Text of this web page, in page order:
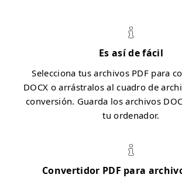
Es así de fácil
Selecciona tus archivos PDF para
DOCX o arrástralos al cuadro de
conversión. Guarda los archivos
tu ordenador.
Convertidor PDF para